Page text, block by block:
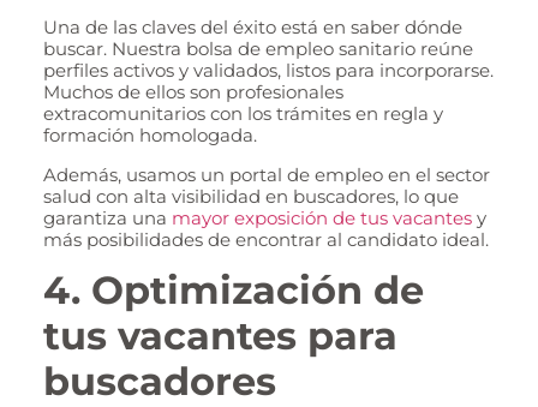
Una de las claves del éxito está en saber dónde
buscar. Nuestra bolsa de empleo sanitario reúne
perfiles activos y validados, listos para incorporarse.
Muchos de ellos son profesionales
extracomunitarios con los trámites en regla y
formación homologada.
Además, usamos un portal de empleo en el sector
salud con alta visibilidad en buscadores, lo que
garantiza una mayor exposición de tus vacantesy
más posibilidades de encontrar al candidato ideal.
4. Optimización de
tus vacantes para
buscadores